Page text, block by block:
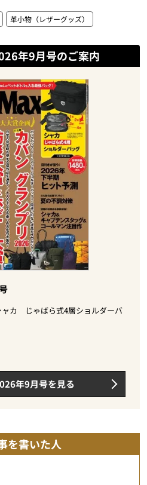
革小物（レザーグッズ）
年9月号のご案内
カ じゃばら式4層ショルダーバ
年9月号を見る
を書いた人